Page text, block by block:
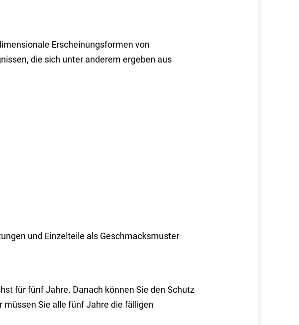
Erscheinungsformen von
die sich unter anderem ergeben aus
und Einzelteile als Geschmacksmuster
für fünf Jahre. Danach können Sie den Schutz
Sie alle fünf Jahre die fälligen